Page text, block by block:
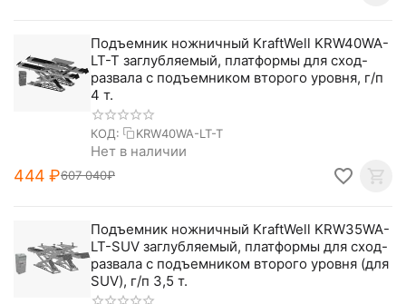
Подъемник ножничный KraftWell KRW40WA-
LT-T заглубляемый, платформы для сход-
развала с подъемником второго уровня, г/п
4 т.
КОД: KRW40WA-LT-T
Нет в наличии
‍444‍ ₽607 040₽
Подъемник ножничный KraftWell KRW35WA-
LT-SUV заглубляемый, платформы для сход-
развала с подъемником второго уровня (для
SUV), г/п 3,5 т.